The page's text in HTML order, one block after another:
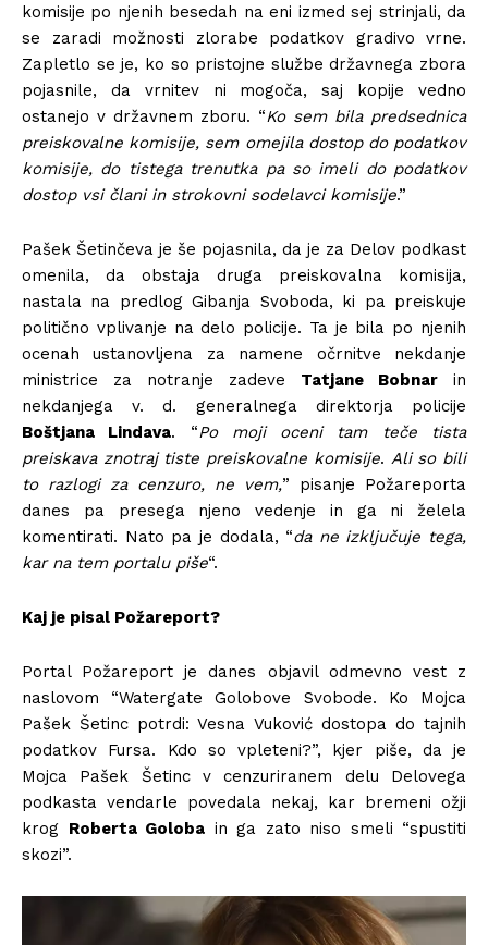
komisije po njenih besedah na eni izmed sej strinjali, da
se zaradi možnosti zlorabe podatkov gradivo vrne.
Zapletlo se je, ko so pristojne službe državnega zbora
pojasnile, da vrnitev ni mogoča, saj kopije vedno
ostanejo v državnem zboru. “Ko sem bila predsednica
preiskovalne komisije, sem omejila dostop do podatkov
komisije, do tistega trenutka pa so imeli do podatkov
dostop vsi člani in strokovni sodelavci komisije.”
Pašek Šetinčeva je še pojasnila, da je za Delov podkast
omenila, da obstaja druga preiskovalna komisija,
nastala na predlog Gibanja Svoboda, ki pa preiskuje
politično vplivanje na delo policije. Ta je bila po njenih
ocenah ustanovljena za namene očrnitve nekdanje
ministrice za notranje zadeve Tatjane Bobnar in
nekdanjega v. d. generalnega direktorja policije
Boštjana Lindava. “Po moji oceni tam teče tista
preiskava znotraj tiste preiskovalne komisije. Ali so bili
to razlogi za cenzuro, ne vem,” pisanje Požareporta
danes pa presega njeno vedenje in ga ni želela
komentirati. Nato pa je dodala, “da ne izključuje tega,
kar na tem portalu piše“.
Kaj je pisal Požareport?
Portal Požareport je danes objavil odmevno vest z
naslovom “Watergate Golobove Svobode. Ko Mojca
Pašek Šetinc potrdi: Vesna Vuković dostopa do tajnih
podatkov Fursa. Kdo so vpleteni?”, kjer piše, da je
Mojca Pašek Šetinc v cenzuriranem delu Delovega
podkasta vendarle povedala nekaj, kar bremeni ožji
krog Roberta Goloba in ga zato niso smeli “spustiti
skozi”.